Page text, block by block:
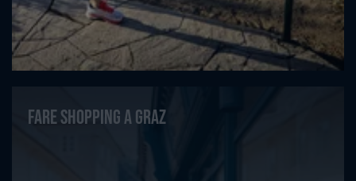
Fare shopping a Graz